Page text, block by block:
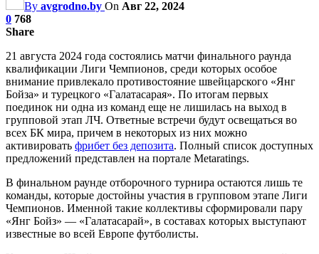
By avgrodno.by On Авг 22, 2024
0 768
Share
21 августа 2024 года состоялись матчи финального раунда
квалификации Лиги Чемпионов, среди которых особое
внимание привлекало противостояние швейцарского «Янг
Бойза» и турецкого «Галатасарая». По итогам первых
поединок ни одна из команд еще не лишилась на выход в
групповой этап ЛЧ. Ответные встречи будут освещаться во
всех БК мира, причем в некоторых из них можно
активировать фрибет без депозита. Полный список доступных
предложений представлен на портале Metaratings.
В финальном раунде отборочного турнира остаются лишь те
команды, которые достойны участия в групповом этапе Лиги
Чемпионов. Именной такие коллективы сформировали пару
«Янг Бойз» — «Галатасарай», в составах которых выступают
известные во всей Европе футболисты.